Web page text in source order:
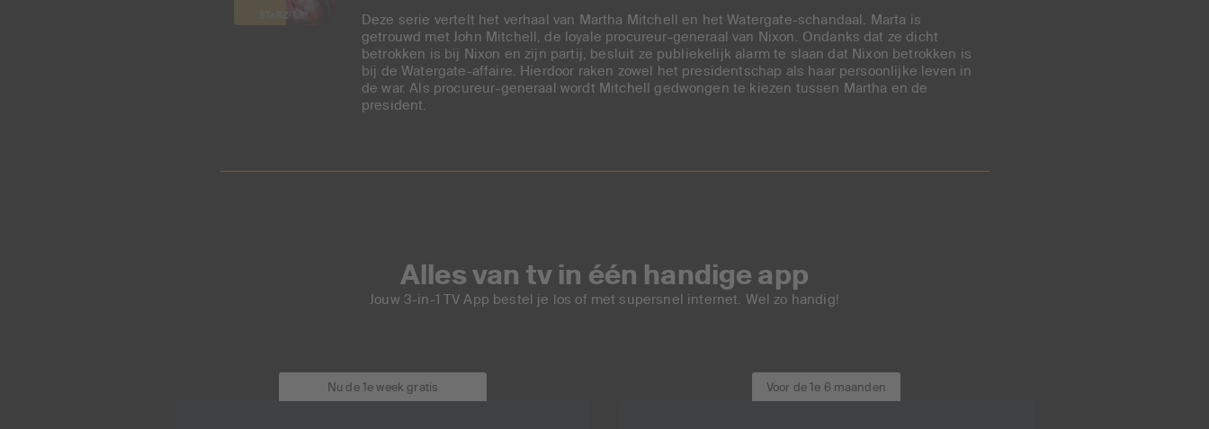
Deze serie vertelt het verhaal van Martha Mitchell en het Watergate-schandaal. Marta is
getrouwd met John Mitchell, de loyale procureur-generaal van Nixon. Ondanks dat ze dicht
betrokken is bij Nixon en zijn partij, besluit ze publiekelijk alarm te slaan dat Nixon betrokken is
bij de Watergate-affaire. Hierdoor raken zowel het presidentschap als haar persoonlijke leven in
de war. Als procureur-generaal wordt Mitchell gedwongen te kiezen tussen Martha en de
president.
Alles van tv in één handige app
Jouw 3-in-1 TV App bestel je los of met supersnel internet. Wel zo handig!
Nu de 1e week gratis Voor de 1e 6 maanden